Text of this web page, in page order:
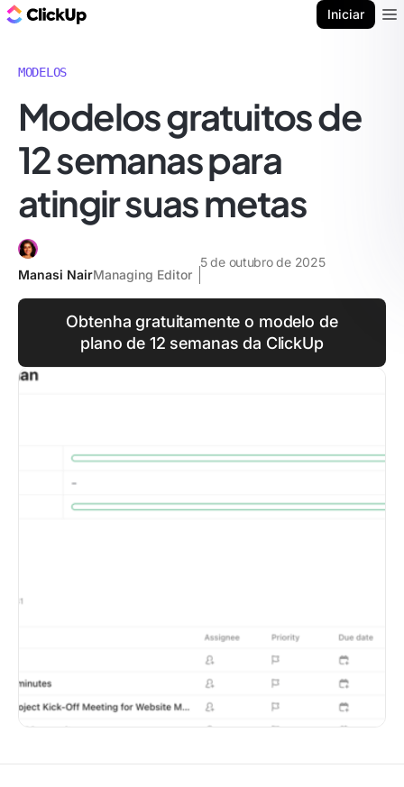
Iniciar
MODELOS
Modelos gratuitos de
12 semanas para
atingir suas metas
Manasi NairManaging Editor
5 de outubro de 2025
Obtenha gratuitamente o modelo de
plano de 12 semanas da ClickUp